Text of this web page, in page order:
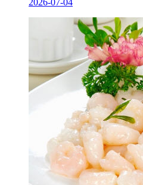
2026-07-04